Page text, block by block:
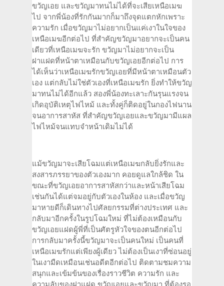
ขวัญเอย และขวัญมาทนไม่ได้ที่จะเสียเหนือเมฆ
ไป จากพี่น้องที่รักกันมากก็มาถึงจุดแตกหักเพราะ
ความรัก เมื่อขวัญมาไม่อยากเป็นแค่เงาในใจของ
เหนือเมฆอีกต่อไป ที่สำคัญขวัญมาอยากจะเป็นคน
เดียวที่เหนือเมฆจะรัก ขวัญมาไม่อยากจะเป็น
ฝาแฝดที่หน้าตาเหมือนกับขวัญเอยอีกต่อไป การ
ได้เห็นว่าเหนือเมฆรักขวัญเอยที่มีหน้าตาเหมือนตัว
เอง แต่กลับไม่ใช่ตัวเองที่เหนือเมฆรัก ยิ่งทำให้ขวัญ
มาทนไม่ได้อีกแล้ว สองพี่น้องทะเลาะกันรุนแรงจน
เกิดอุบัติเหตุไฟไหม้ และทั้งคู่ก็ติดอยู่ในกองไฟนาน
จนอาการสาหัส ที่สำคัญขวัญเอยและขวัญมามีแผล
ไฟไหม้จนแทบจำหน้าเดิมไม่ได้
แม้ขวัญมาจะเสียโฉมแต่เหนือเมฆกลับยิ่งรักและ
สงสารภรรยาของตัวเองมาก คอยดูแลใกล้ชิด ใน
ขณะที่ขวัญเอยอาการสาหัสกว่าและหน้าเสียโฉม
เช่นกันได้แต่จมอยู่กับตัวเองในห้อง และเมื่อขวัญ
มาหายดีก็เดินทางไปศัลยกรรมที่ต่างประเทศ และ
กลับมาอีกครั้งในรูปโฉมใหม่ ที่ไม่ต้องเหมือนกับ
ขวัญเอยแฝดผู้พี่ที่เป็นศัตรูหัวใจของตนอีกต่อไป
การกลับมาครั้งนี้ขวัญมาจะเป็นคนใหม่ เป็นคนที่
เหนือเมฆรักแต่เพียงผู้เดียว ไม่ต้องเป็นเงาที่ซ่อนอยู่
ในเงามืดเหมือนเช่นอดีตอีกต่อไป ติดตามชมความ
สนุกและเข้มข้นของเรื่องราวชีวิต ความรัก และ